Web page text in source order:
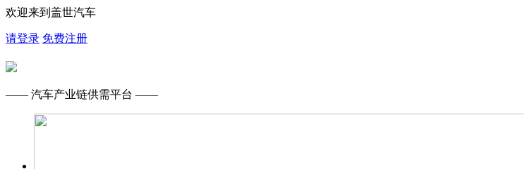
欢迎来到盖世汽车
请登录 免费注册
—— 汽车产业链供需平台 ——